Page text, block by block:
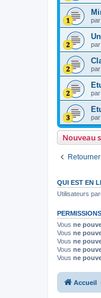
par
par
par
par
par
Nouveau
QUI EST EN
Utilisateurs
Vous ne
Vous ne
Vous ne
Vous ne
Vous ne
Accueil